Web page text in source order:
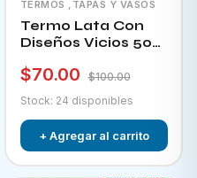
TERMOS ,TAPAS Y VASOS
Termo Lata Con
Diseños Vicios 500
$70.00
$100.00
Stock: 24 disponibles
+ Agregar al carrito